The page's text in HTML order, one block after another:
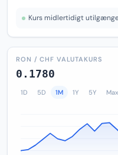
Kurs midlertidigt
RON / CHF VALUTAKURS
0.1780
1D 5D 1M 1Y 5Y Max